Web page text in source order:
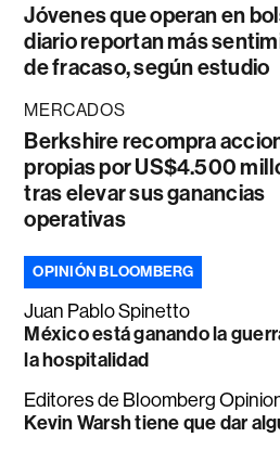
Jóvenes que operan en
diario reportan más
de fracaso, según estudio
MERCADOS
Berkshire recompra
propias por US$4.500
tras elevar sus ganancias
operativas
OPINIÓN BLOOMBERG
Juan Pablo Spinetto
México está ganando la
la hospitalidad
Editores de Bloomberg
Kevin Warsh tiene que dar